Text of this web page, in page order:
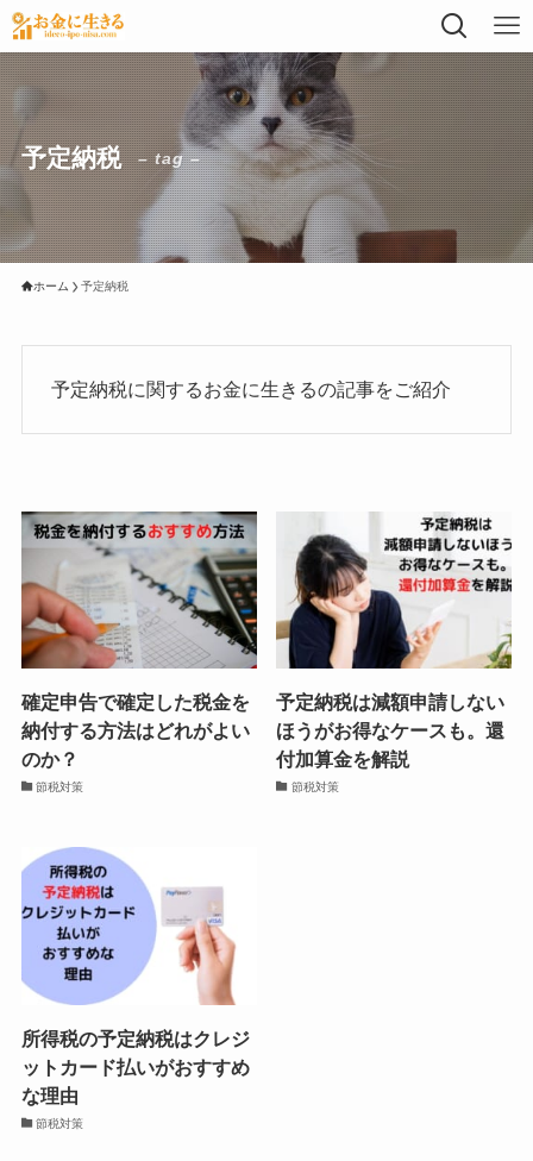
予定納税 – tag –
ホーム 予定納税
予定納税に関するお金に生きるの記事をご紹介
確定申告で確定した税金を
納付する方法はどれがよい
のか？
節税対策
予定納税は減額申請しない
ほうがお得なケースも。還
付加算金を解説
節税対策
所得税の予定納税はクレジ
ットカード払いがおすすめ
な理由
節税対策